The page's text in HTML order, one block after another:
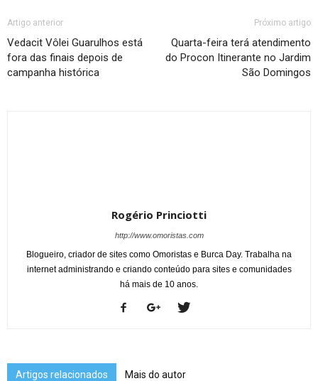
Artigo anterior
Vedacit Vôlei Guarulhos está
fora das finais depois de
campanha histórica
Próximo artigo
Quarta-feira terá atendimento
do Procon Itinerante no Jardim
São Domingos
Rogério Princiotti
http://www.omoristas.com
Blogueiro, criador de sites como Omoristas e Burca Day. Trabalha na
internet administrando e criando conteúdo para sites e comunidades
há mais de 10 anos.
Artigos relacionados Mais do autor